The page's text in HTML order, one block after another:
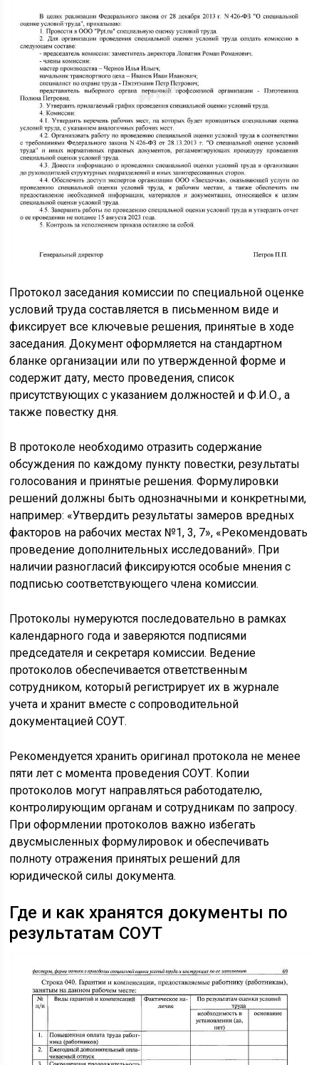
Протокол заседания комиссии по специальной оценке
условий труда составляется в письменном виде и
фиксирует все ключевые решения, принятые в ходе
заседания. Документ оформляется на стандартном
бланке организации или по утвержденной форме и
содержит дату, место проведения, список
присутствующих с указанием должностей и Ф.И.О., а
также повестку дня.
В протоколе необходимо отразить содержание
обсуждения по каждому пункту повестки, результаты
голосования и принятые решения. Формулировки
решений должны быть однозначными и конкретными,
например: «Утвердить результаты замеров вредных
факторов на рабочих местах №1, 3, 7», «Рекомендовать
проведение дополнительных исследований». При
наличии разногласий фиксируются особые мнения с
подписью соответствующего члена комиссии.
Протоколы нумеруются последовательно в рамках
календарного года и заверяются подписями
председателя и секретаря комиссии. Ведение
протоколов обеспечивается ответственным
сотрудником, который регистрирует их в журнале
учета и хранит вместе с сопроводительной
документацией СОУТ.
Рекомендуется хранить оригинал протокола не менее
пяти лет с момента проведения СОУТ. Копии
протоколов могут направляться работодателю,
контролирующим органам и сотрудникам по запросу.
При оформлении протоколов важно избегать
двусмысленных формулировок и обеспечивать
полноту отражения принятых решений для
юридической силы документа.
Где и как хранятся документы по
результатам СОУТ